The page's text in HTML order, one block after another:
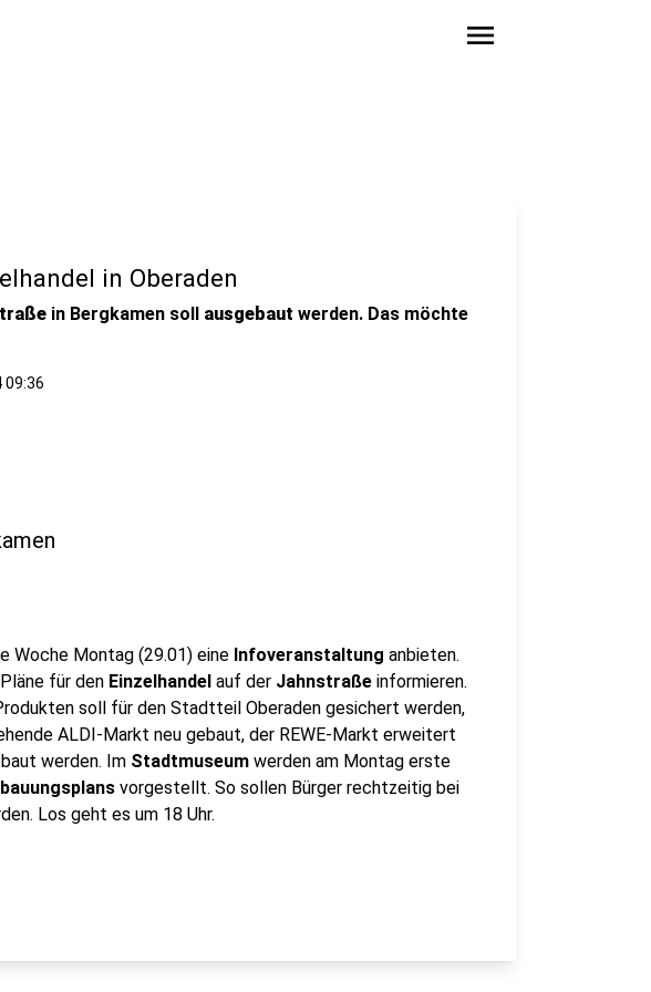
menu
in Oberaden
in Bergkamen soll ausgebaut werden. Das möchte
09:36
Woche Montag (29.01) eine Infoveranstaltung anbieten.
für den Einzelhandel auf der Jahnstraße informieren.
soll für den Stadtteil Oberaden gesichert werden,
ALDI-Markt neu gebaut, der REWE-Markt erweitert
werden. Im Stadtmuseum werden am Montag erste
vorgestellt. So sollen Bürger rechtzeitig bei
Los geht es um 18 Uhr.